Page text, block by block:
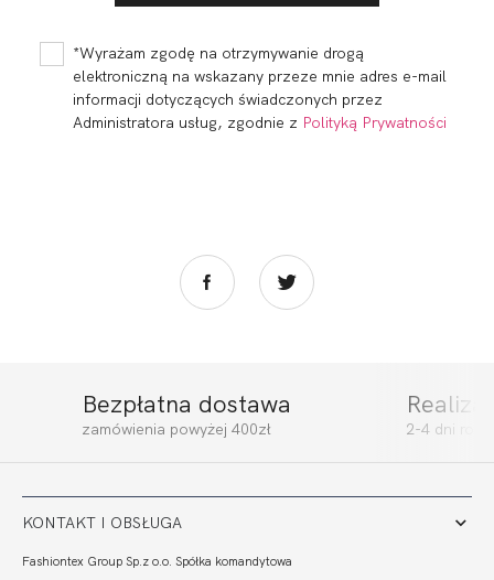
182,00 zł 152,00 zł
ACTIVE BOKSERKA
ACTIVE BRASSIERE
*Wyrażam zgodę na otrzymywanie drogą
elektroniczną na wskazany przeze mnie adres e-mail
informacji dotyczących świadczonych przez
Administratora usług, zgodnie z Polityką Prywatności
Bezpłatna dostawa
zamówienia powyżej 400zł 2-4 dni
KONTAKT I OBSŁUGA
Fashiontex Group Sp.z o.o. Spółka komandytowa